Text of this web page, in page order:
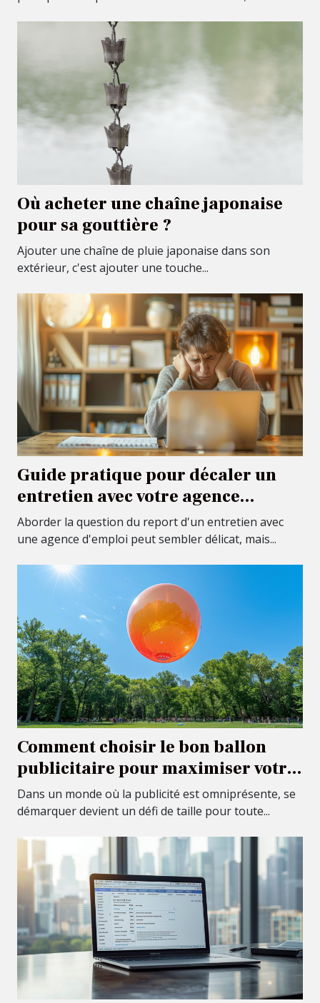
Où acheter une chaîne japonaise
pour sa gouttière ?
Ajouter une chaîne de pluie japonaise dans son
extérieur, c'est ajouter une touche...
Guide pratique pour décaler un
entretien avec votre agence
d'emploi
Aborder la question du report d'un entretien avec
une agence d'emploi peut sembler délicat, mais...
Comment choisir le bon ballon
publicitaire pour maximiser votre
visibilité
Dans un monde où la publicité est omniprésente, se
démarquer devient un défi de taille pour toute...